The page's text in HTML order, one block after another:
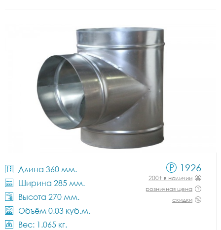
Длина 360 мм.
Ширина 285 мм.
Высота 270 мм.
Объём 0.03 куб.м.
Вес: 1.065 кг.
1926
200+ в наличии
розничная цена
скидки